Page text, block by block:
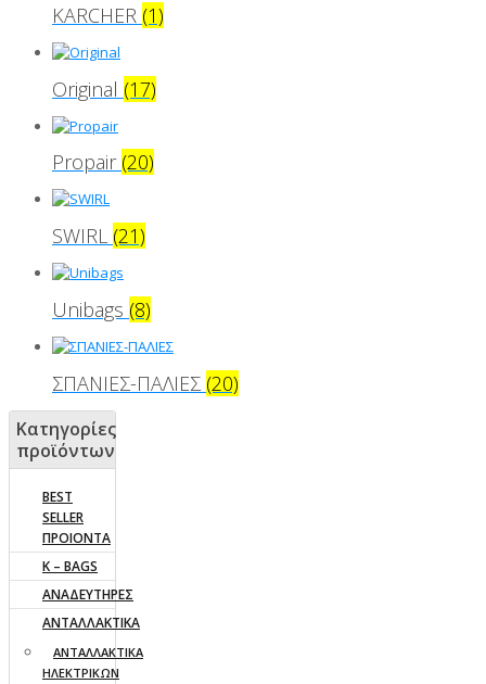
KARCHER (1)
Original (17)
Propair (20)
SWIRL (21)
Unibags (8)
ΣΠΑΝΙΕΣ-ΠΑΛΙΕΣ (20)
Κατηγορίες
προϊόντων
BEST
SELLER
ΠΡΟΙΟΝΤΑ
K – BAGS
ΑΝΑΔΕΥΤΗΡΕΣ
ΑΝΤΑΛΛΑΚΤΙΚΑ
AΝΤΑΛΛΑΚΤΙΚΑ
ΗΛΕΚΤΡΙΚΩΝ